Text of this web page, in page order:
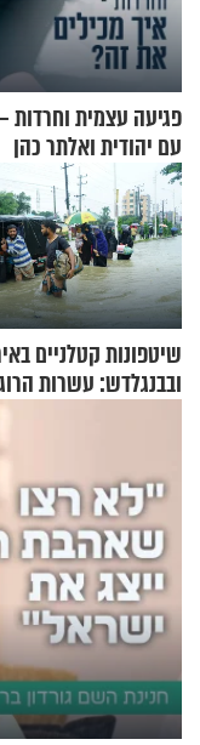
פגיעה עצמית וחרדות
עם יהודית ואלתר כהן
שיטפונות קטלניים
ובבנגלדש: עשרות